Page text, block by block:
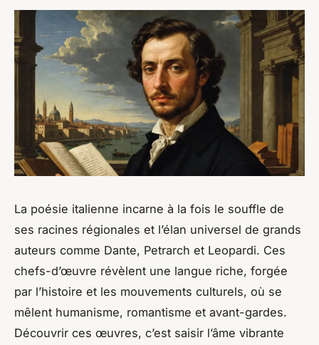
La poésie italienne incarne à la fois le souffle de
ses racines régionales et l’élan universel de grands
auteurs comme Dante, Petrarch et Leopardi. Ces
chefs-d’œuvre révèlent une langue riche, forgée
par l’histoire et les mouvements culturels, où se
mêlent humanisme, romantisme et avant-gardes.
Découvrir ces œuvres, c’est saisir l’âme vibrante